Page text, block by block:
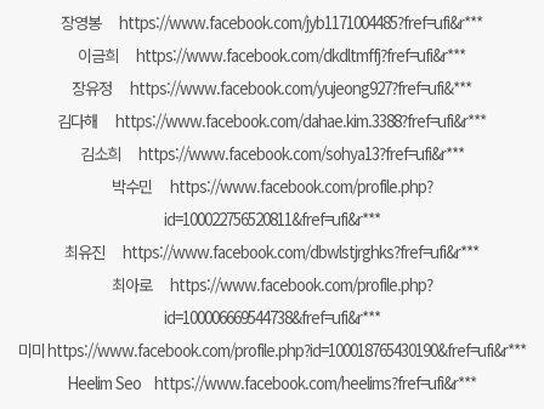
장영봉
https://www.facebook.com/jyb1171004485?fref=ufi&r***
이금희
https://www.facebook.com/dkdltmffj?fref=ufi&r***
장유정
https://www.facebook.com/yujeong927?fref=ufi&***
김다해
https://www.facebook.com/dahae.kim.3388?fref=ufi&r***
김소희
https://www.facebook.com/sohya13?fref=ufi&r***
박수민
https://www.facebook.com/profile.php?
id=100022756520811&fref=ufi&r***
최유진
https://www.facebook.com/dbwlstjrghks?fref=ufi&r***
최아로
https://www.facebook.com/profile.php?
id=100006669544738&fref=ufi&r***
미미https://www.facebook.com/profile.php?id=100018765430190&fref=ufi&r***
Heelim Seo
https://www.facebook.com/heelims?fref=ufi&r***